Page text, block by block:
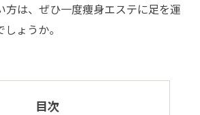
方は、ぜひ一度痩身エステに足を運
ょうか。
目次